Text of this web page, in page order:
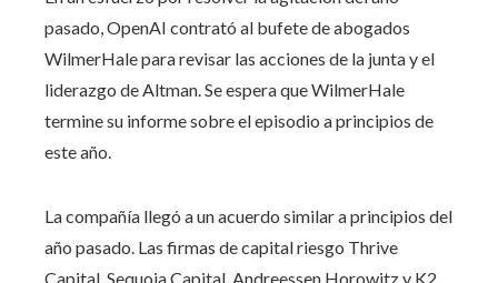
pasado, OpenAI contrató al bufete de abogados
WilmerHale para revisar las acciones de la junta y el
liderazgo de Altman. Se espera que WilmerHale
termine su informe sobre el episodio a principios de
este año.
La compañía llegó a un acuerdo similar a principios del
año pasado. Las firmas de capital riesgo Thrive
Capital, Sequoia Capital, Andreessen Horowitz y K2